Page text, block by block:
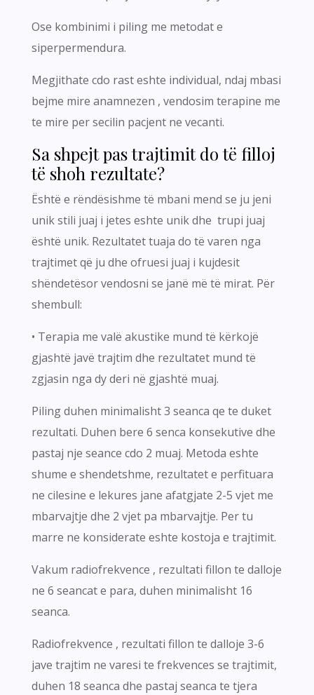
Ose kombinimi i piling me metodat e
siperpermendura.
Megjithate cdo rast eshte individual, ndaj mbasi
bejme mire anamnezen , vendosim terapine me
te mire per secilin pacjent ne vecanti.
Sa shpejt pas trajtimit do të filloj
të shoh rezultate?
Është e rëndësishme të mbani mend se ju jeni
unik stili juaj i jetes eshte unik dhe trupi juaj
është unik. Rezultatet tuaja do të varen nga
trajtimet që ju dhe ofruesi juaj i kujdesit
shëndetësor vendosni se janë më të mirat. Për
shembull:
• Terapia me valë akustike mund të kërkojë
gjashtë javë trajtim dhe rezultatet mund të
zgjasin nga dy deri në gjashtë muaj.
Piling duhen minimalisht 3 seanca qe te duket
rezultati. Duhen bere 6 senca konsekutive dhe
pastaj nje seance cdo 2 muaj. Metoda eshte
shume e shendetshme, rezultatet e perfituara
ne cilesine e lekures jane afatgjate 2-5 vjet me
mbarvajtje dhe 2 vjet pa mbarvajtje. Per tu
marre ne konsiderate eshte kostoja e trajtimit.
Vakum radiofrekvence , rezultati fillon te dalloje
ne 6 seancat e para, duhen minimalisht 16
seanca.
Radiofrekvence , rezultati fillon te dalloje 3-6
jave trajtim ne varesi te frekvences se trajtimit,
duhen 18 seanca dhe pastaj seanca te tjera